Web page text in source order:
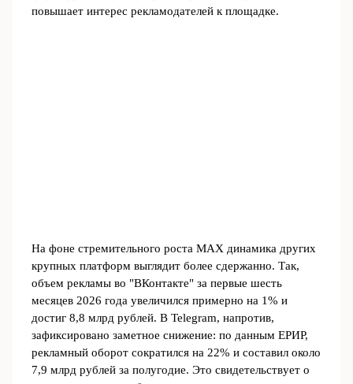
повышает интерес рекламодателей к площадке.
На фоне стремительного роста MAX динамика других
крупных платформ выглядит более сдержанно. Так,
объем рекламы во "ВКонтакте" за первые шесть
месяцев 2026 года увеличился примерно на 1% и
достиг 8,8 млрд рублей. В Telegram, напротив,
зафиксировано заметное снижение: по данным ЕРИР,
рекламный оборот сократился на 22% и составил около
7,9 млрд рублей за полугодие. Это свидетельствует о